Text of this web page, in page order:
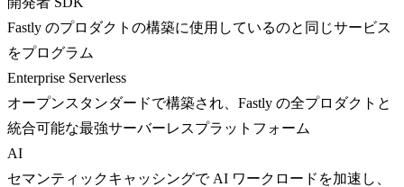
Fastly のプロダクトの構築に使用しているのと同じサービス
をプログラム
Enterprise Serverless
オープンスタンダードで構築され、Fastly の全プロダクトと
統合可能な最強サーバーレスプラットフォーム
AI
セマンティックキャッシングで AI ワークロードを加速し、